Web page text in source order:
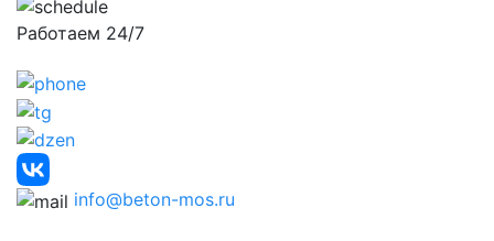
Работаем 24/7
info@beton-mos.ru